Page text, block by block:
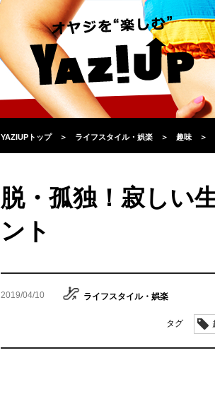
YAZIUPトップ ＞ ライフスタイル・娯楽 ＞ 趣味 ＞
脱・孤独！寂しい
ント
2019/04/10 ライフスタイル・娯楽
タグ